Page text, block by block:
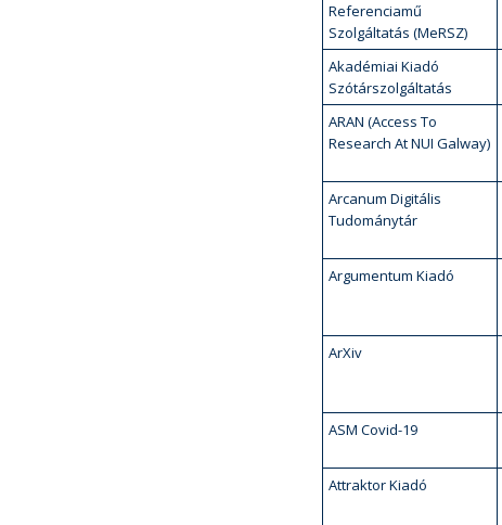
Referenciamű
Szolgáltatás (MeRSZ)
Akadémiai Kiadó
Szótárszolgáltatás
ARAN (Access To
Research At NUI Galway)
Arcanum Digitális
Tudománytár
Argumentum Kiadó
ArXiv
ASM Covid-19
Attraktor Kiadó